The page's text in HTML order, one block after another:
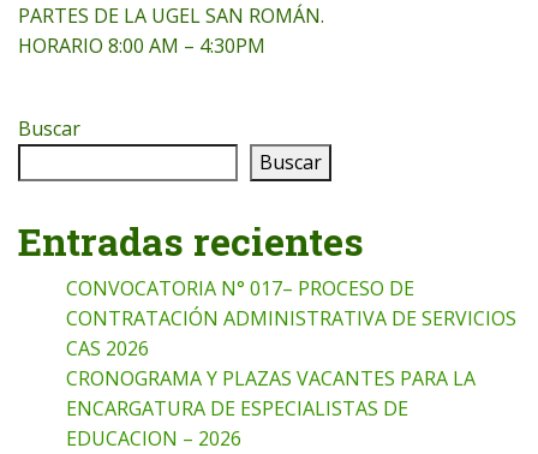
PARTES DE LA UGEL SAN ROMÁN.
HORARIO 8:00 AM – 4:30PM
Buscar
Buscar
Entradas recientes
CONVOCATORIA N° 017– PROCESO DE
CONTRATACIÓN ADMINISTRATIVA DE SERVICIOS
CAS 2026
CRONOGRAMA Y PLAZAS VACANTES PARA LA
ENCARGATURA DE ESPECIALISTAS DE
EDUCACION – 2026